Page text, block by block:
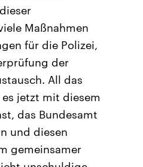
Maßnahmen
für die Polizei,
der
All das
jetzt mit diesem
das Bundesamt
und diesen
gemeinsamer